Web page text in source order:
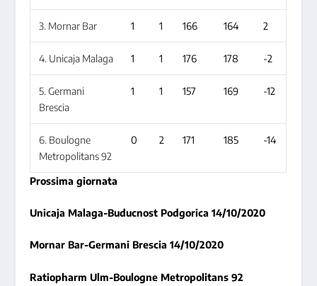
3. Mornar Bar 1 1 166 164 2
4. Unicaja Malaga 1 1 176 178 -2
5. Germani
Brescia
1 1 157 169 -12
6. Boulogne
Metropolitans 92
0 2 171 185 -14
Prossima giornata
Unicaja Malaga-Buducnost Podgorica 14/10/2020
Mornar Bar-Germani Brescia 14/10/2020
Ratiopharm Ulm-Boulogne Metropolitans 92